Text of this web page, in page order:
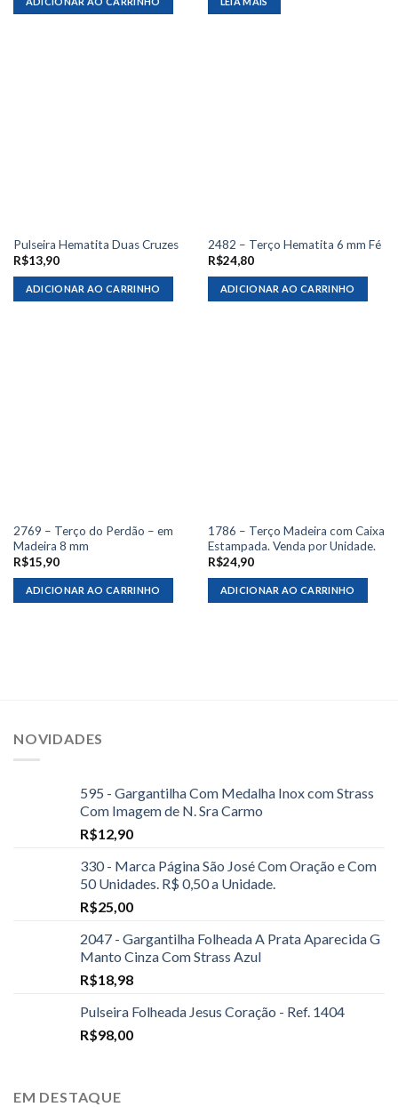
Pulseira Hematita Duas Cruzes
R$13,90
ADICIONAR AO CARRINHO
2482 – Terço Hematita 6 mm Fé
R$24,80
ADICIONAR AO CARRINHO
2769 – Terço do Perdão – em
Madeira 8 mm
R$15,90
ADICIONAR AO CARRINHO
1786 – Terço Madeira com Caixa
Estampada. Venda por Unidade.
R$24,90
ADICIONAR AO CARRINHO
NOVIDADES
595 - Gargantilha Com Medalha Inox com Strass
Com Imagem de N. Sra Carmo
R$12,90
330 - Marca Página São José Com Oração e Com
50 Unidades. R$ 0,50 a Unidade.
R$25,00
2047 - Gargantilha Folheada A Prata Aparecida G
Manto Cinza Com Strass Azul
R$18,98
Pulseira Folheada Jesus Coração - Ref. 1404
R$98,00
EM DESTAQUE